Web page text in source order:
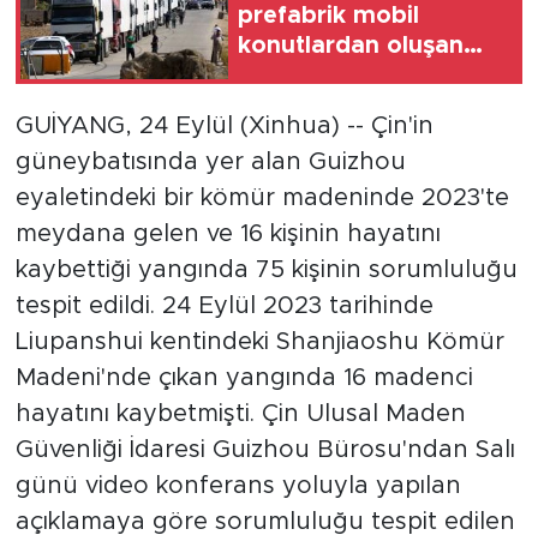
prefabrik mobil
konutlardan oluşan
GUİYANG, 24 Eylül (Xinhua) -- Çin'in
güneybatısında yer alan Guizhou
eyaletindeki bir kömür madeninde 2023'te
meydana gelen ve 16 kişinin hayatını
kaybettiği yangında 75 kişinin sorumluluğu
tespit edildi. 24 Eylül 2023 tarihinde
Liupanshui kentindeki Shanjiaoshu Kömür
Madeni'nde çıkan yangında 16 madenci
hayatını kaybetmişti. Çin Ulusal Maden
Güvenliği İdaresi Guizhou Bürosu'ndan Salı
günü video konferans yoluyla yapılan
açıklamaya göre sorumluluğu tespit edilen
Xinhua Türkiye
Seyahat